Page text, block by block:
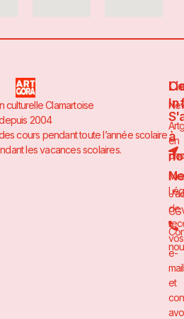
culturelle Clamartoise
2004
cours pendant toute l’année scolaire
les vacances scolaires.
en
à
de
vos
e-
et